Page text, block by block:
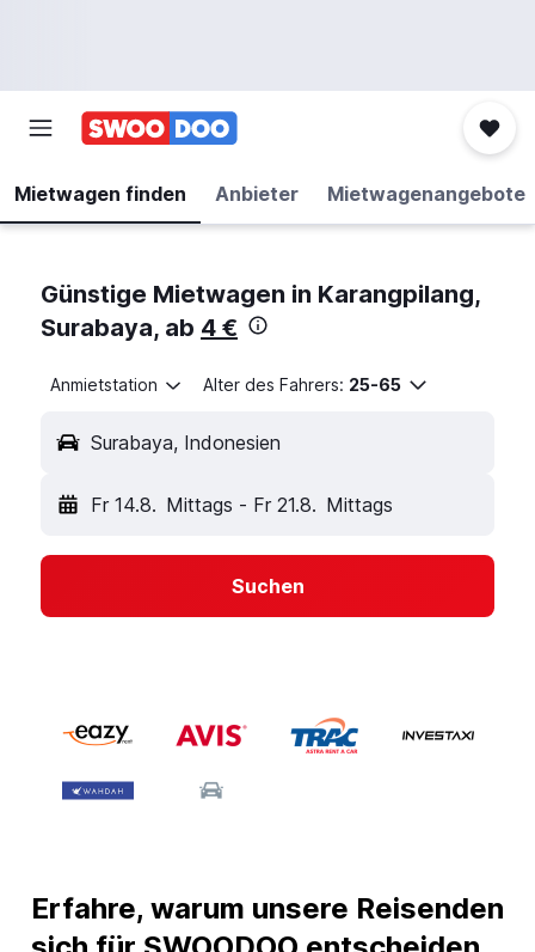
Mietwagen finden Anbieter Mietwagenangebote
Günstige Mietwagen in Karangpilang,
Surabaya, ab 4 €
Anmietstation Alter des Fahrers: 25-65
Surabaya, Indonesien
Fr 14.8. Mittags - Fr 21.8. Mittags
Suchen
Erfahre, warum unsere Reisenden